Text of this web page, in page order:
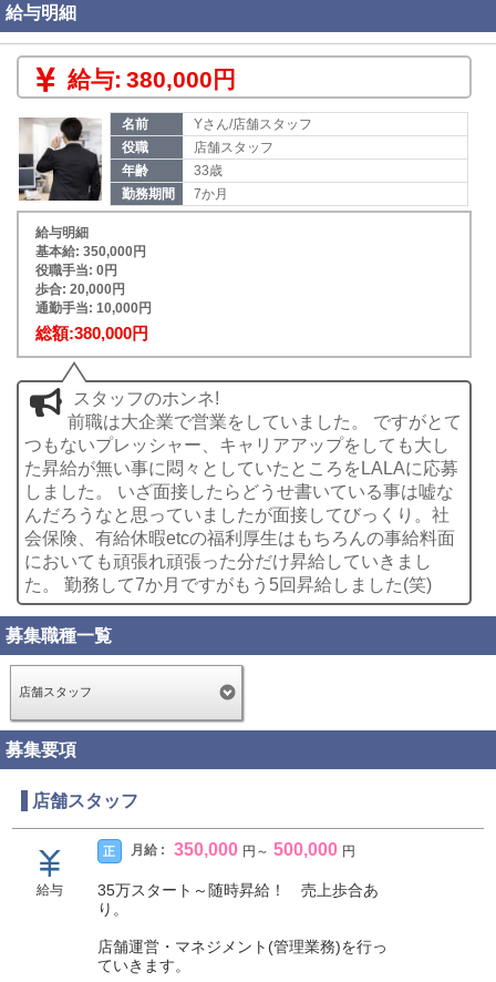
給与明細
給与: 380,000円
名前
Yさん/店舗スタッフ
役職
店舗スタッフ
年齢
33歳
勤務期間
7か月
給与明細
基本給: 350,000円
役職手当: 0円
歩合: 20,000円
通勤手当: 10,000円
総額:380,000円
スタッフのホンネ!
前職は大企業で営業をしていました。 ですがとて
つもないプレッシャー、キャリアアップをしても大し
た昇給が無い事に悶々としていたところをLALAに応募
しました。 いざ面接したらどうせ書いている事は嘘な
んだろうなと思っていましたが面接してびっくり。社
会保険、有給休暇etcの福利厚生はもちろんの事給料面
においても頑張れ頑張った分だけ昇給していきまし
た。 勤務して7か月ですがもう5回昇給しました(笑)
募集職種一覧
店舗スタッフ
募集要項
店舗スタッフ
給与
正 月給 : 350,000 円 ～ 500,000 円
35万スタート～随時昇給！ 売上歩合あ
り。
店舗運営・マネジメント(管理業務)を行っ
ていきます。